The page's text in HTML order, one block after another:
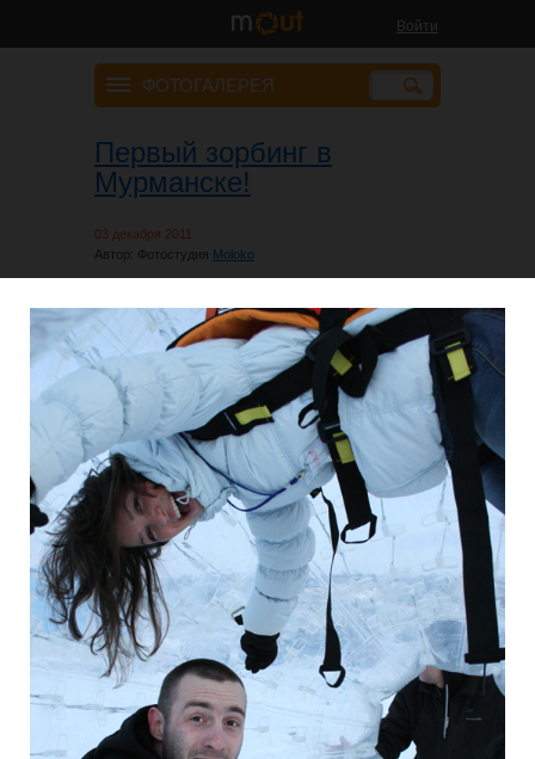
Войти
ФОТОГАЛЕРЕЯ
Первый зорбинг в
Мурманске!
03 декабря 2011
Автор: Фотостудия Moloko